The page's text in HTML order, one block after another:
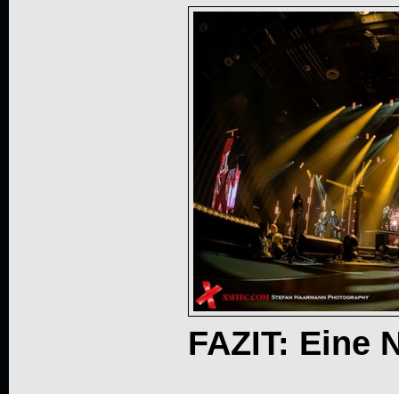
FAZIT: Eine